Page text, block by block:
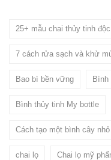
25+ mẫu chai thủy tinh
7 cách rửa sạch và khử
Bao bì bền vững
Bình thủy tinh My bottle
Cách tạo một bình cây
chai lọ Chai lọ mỹ